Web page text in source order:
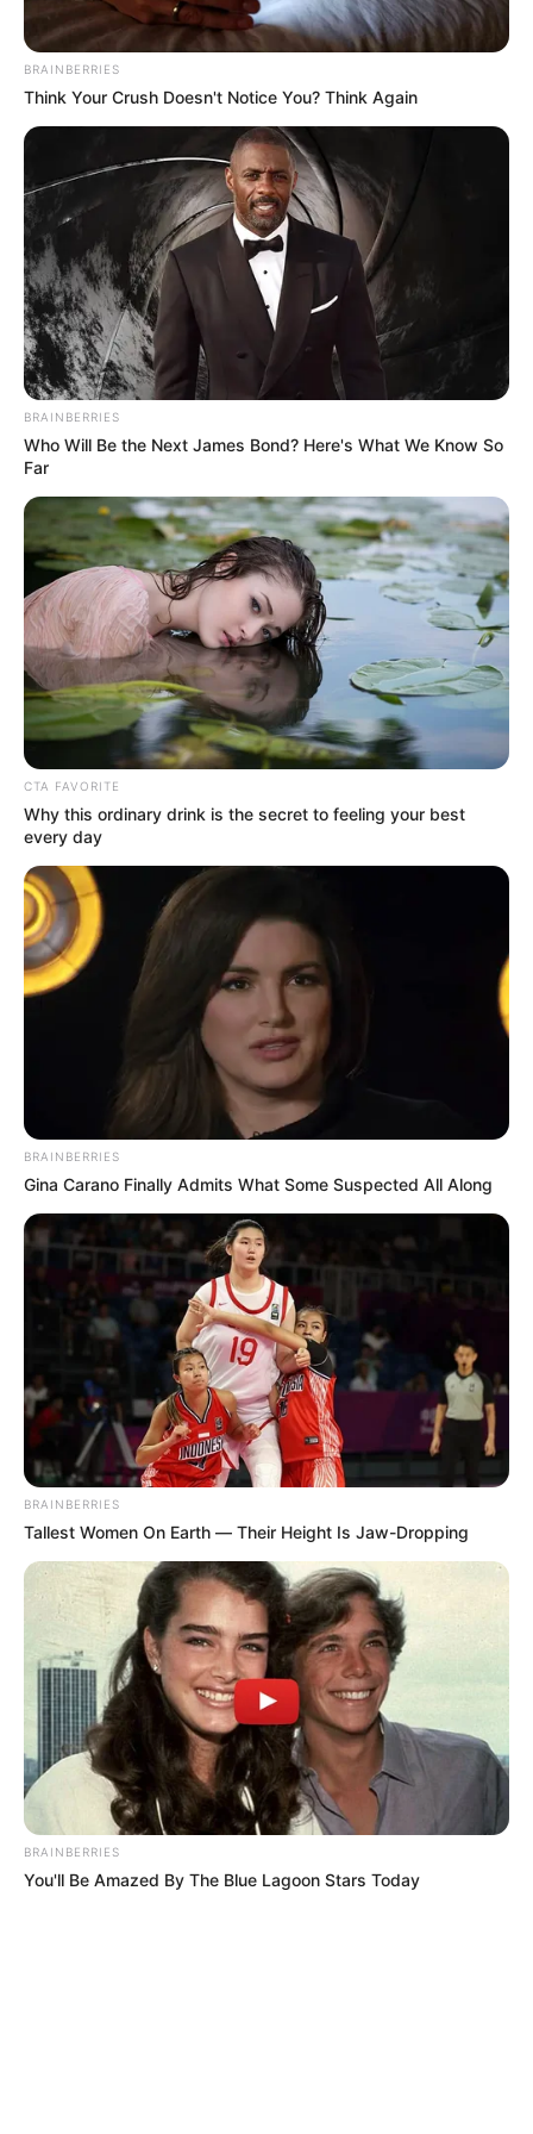
ALERTA BOGOTÁ EN GOOGLE NEWS
TEMAS RELACIONADOS
DEPORTES
TENIS COLOMBIANO
SANTANDER NOTICIAS
SANTANDER, COLOMBIA
MANTÉNGASE EN ALERTA
Tenemos todas las noticias que le
interesan. Para estar bien informado, por
favor, active las notificaciones de Alerta.
ACTIVAR AHORA
TEMAS DESTACADOS
CIERRES VIALES EN BUCARAMANGA
TRANSVERSAL DEL CARARE
FLORIDABLANCA
LLUVIAS EN SANTANDER
CIERRES VIALES EN SANTANDER
BRAINBERRIES
Think Your Crush Doesn't Notice You? Think Again
BRAINBERRIES
Who Will Be the Next James Bond? Here's What We Know So
Far
CTA FAVORITE
Why this ordinary drink is the secret to feeling your best
every day
BRAINBERRIES
Gina Carano Finally Admits What Some Suspected All Along
BRAINBERRIES
Tallest Women On Earth — Their Height Is Jaw-Dropping
BRAINBERRIES
You'll Be Amazed By The Blue Lagoon Stars Today